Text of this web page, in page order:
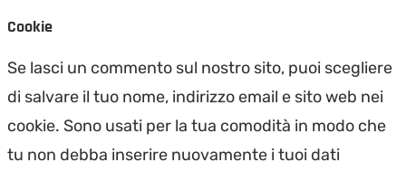
Cookie
Se lasci un commento sul nostro sito, puoi scegliere
di salvare il tuo nome, indirizzo email e sito web nei
cookie. Sono usati per la tua comodità in modo che
tu non debba inserire nuovamente i tuoi dati